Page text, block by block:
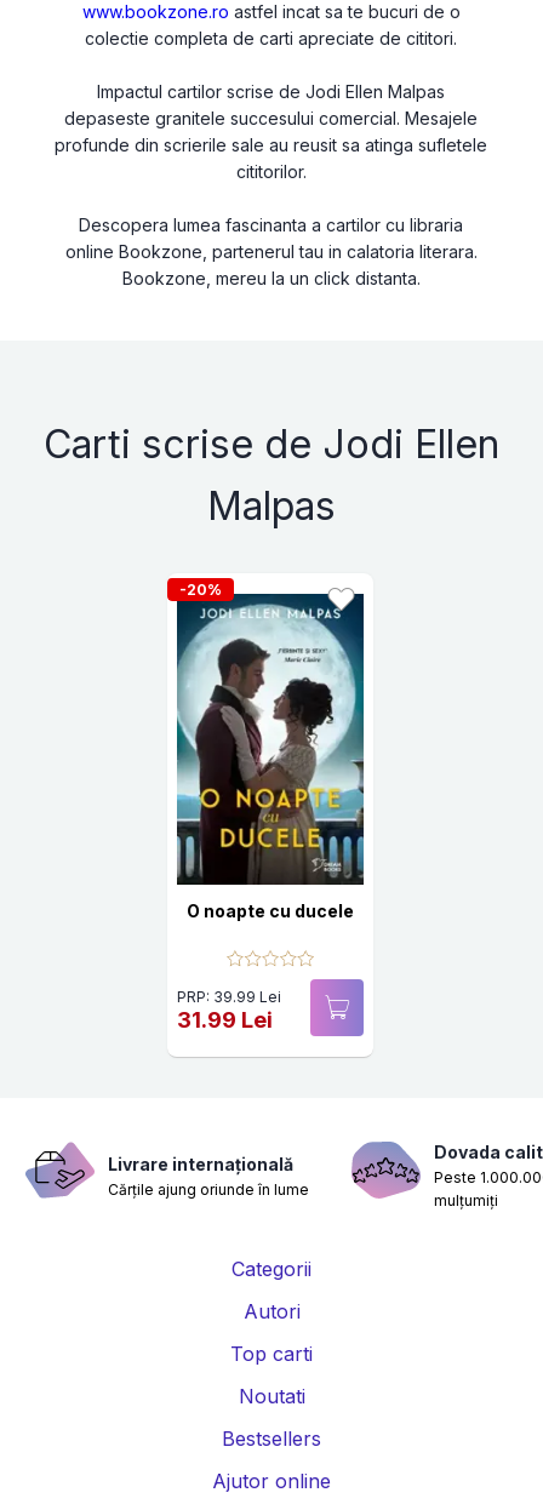
www.bookzone.ro astfel incat sa te bucuri de o
colectie completa de carti apreciate de cititori.
Impactul cartilor scrise de Jodi Ellen Malpas
depaseste granitele succesului comercial. Mesajele
profunde din scrierile sale au reusit sa atinga sufletele
cititorilor.
Descopera lumea fascinanta a cartilor cu libraria
online Bookzone, partenerul tau in calatoria literara.
Bookzone, mereu la un click distanta.
Carti scrise de Jodi Ellen
Malpas
-20%
O noapte cu ducele
PRP: 39.99 Lei
31.99 Lei
Livrare internațională
Cărțile ajung oriunde în lume
Dovada
Peste
mulțumiți
Categorii
Autori
Top carti
Noutati
Bestsellers
Ajutor online